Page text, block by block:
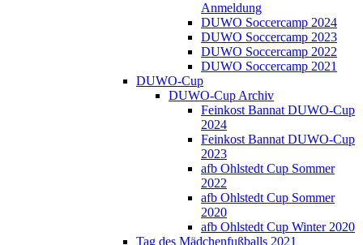
Anmeldung
DUWO Soccercamp 2024
DUWO Soccercamp 2023
DUWO Soccercamp 2022
DUWO Soccercamp 2021
DUWO-Cup
DUWO-Cup Archiv
Feinkost Bannat DUWO-Cup
2024
Feinkost Bannat DUWO-Cup
2023
afb Ohlstedt Cup Sommer
2022
afb Ohlstedt Cup Sommer
2020
afb Ohlstedt Cup Winter 2020
Tag des Mädchenfußballs 2021